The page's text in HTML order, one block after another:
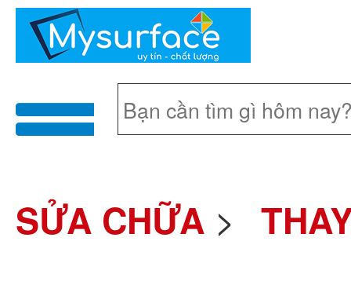
menu
SỬA CHỮA >